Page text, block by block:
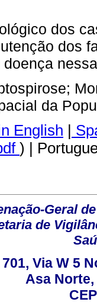
dos
dos
da
English
) |
Geral
de
Via W 5
Asa